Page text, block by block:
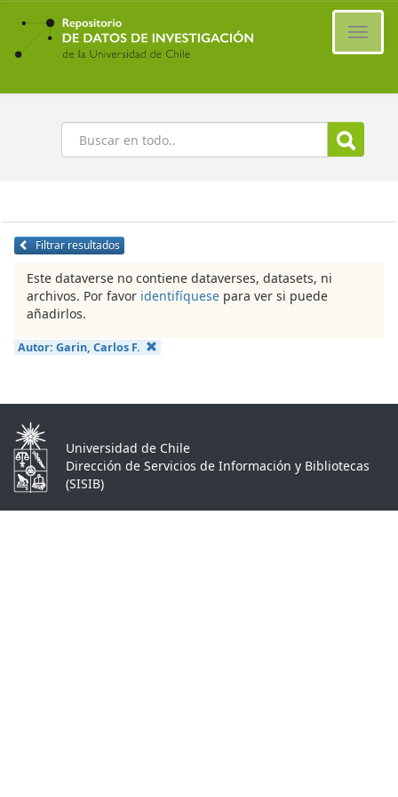
Ir
contenido
principal
Buscar
Filtrar resultados
Este dataverse no contiene dataverses, datasets, ni
archivos. Por favor identifíquese para ver si puede
añadirlos.
Autor: Garin, Carlos F.
Universidad de Chile
Dirección de Servicios de Información y Bibliotecas
(SISIB)